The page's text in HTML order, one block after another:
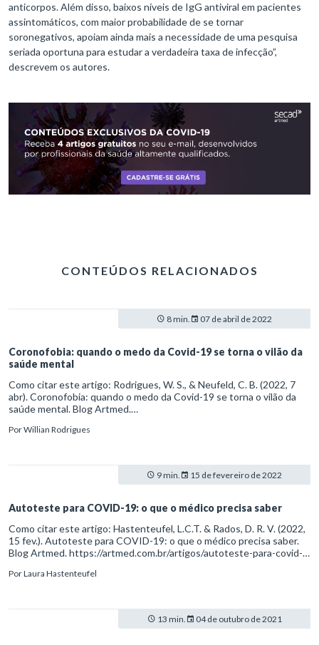
anticorpos. Além disso, baixos níveis de IgG antiviral em pacientes
assintomáticos, com maior probabilidade de se tornar
soronegativos, apoiam ainda mais a necessidade de uma pesquisa
seriada oportuna para estudar a verdadeira taxa de infecção”,
descrevem os autores.
CONTEÚDOS RELACIONADOS
8 min. 07 de abril de 2022
Coronofobia: quando o medo da Covid-19 se torna o vilão da
saúde mental
Como citar este artigo: Rodrigues, W. S., & Neufeld, C. B. (2022, 7
abr). Coronofobia: quando o medo da Covid-19 se torna o vilão da
saúde mental. Blog Artmed.
covid-19-se-torna-o-vilao-da-saude-mental
PorWillian Rodrigues
9 min. 15 de fevereiro de 2022
Autoteste para COVID-19: o que o médico precisa saber
Como citar este artigo: Hastenteufel, L.C.T. & Rados, D. R. V. (2022,
15 fev.). Autoteste para COVID-19: o que o médico precisa saber.
Blog Artmed. https://artmed.com.br/artigos/autoteste-para-covid-
PorLaura Hastenteufel
13 min. 04 de outubro de 2021